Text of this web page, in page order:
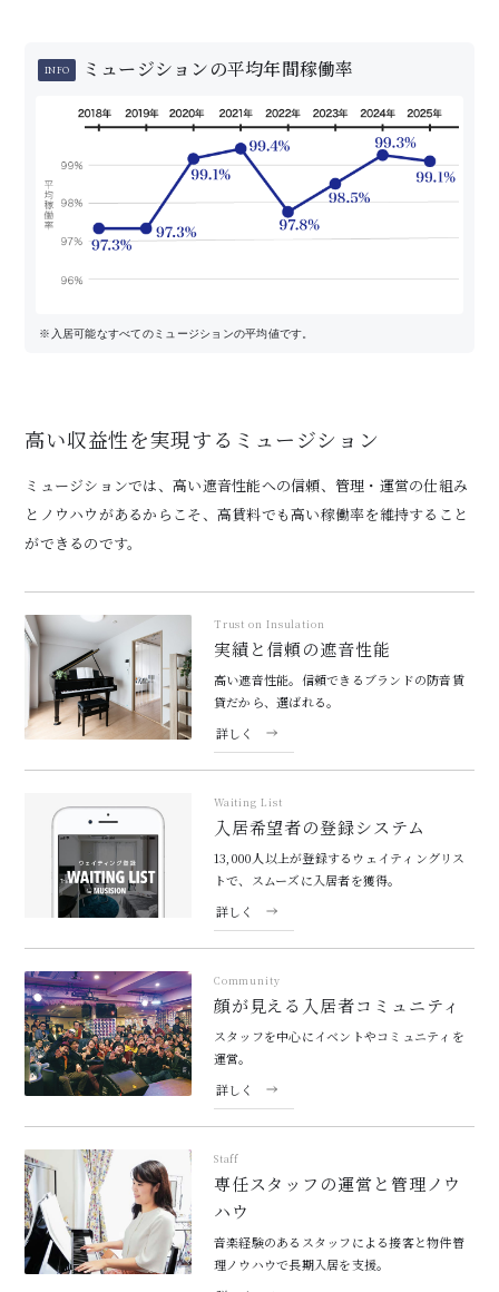
INFO ミュージションの平均年間稼働率
※入居可能なすべてのミュージションの平均値です。
高い収益性を実現するミュージション
ミュージションでは、高い遮音性能への信頼、管理・運営の仕組み
と ノウハウがあるからこそ、高賃料でも高い稼働率を維持すること
ができるのです。
Trust on Insulation
実績と信頼の遮音性能
高い遮音性能。信頼できるブランドの防音賃
貸だから、選ばれる。
詳しく
Waiting List
入居希望者の登録システム
13,000人以上が登録するウェイティングリス
トで、スムーズに入居者を獲得。
詳しく
Community
顔が見える入居者コミュニティ
スタッフを中心にイベントやコミュニティを
運営。
詳しく
Staff
専任スタッフの運営と管理ノウ
ハウ
音楽経験のあるスタッフによる接客と物件管
理ノウハウで長期入居を支援。